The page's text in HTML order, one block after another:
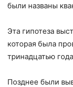
были названы
Эта гипотеза
которая была
тринадцатью
Позднее были